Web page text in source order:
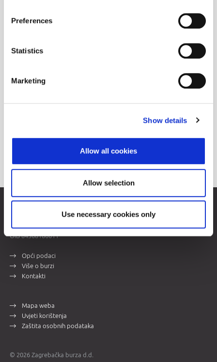
Preferences
Statistics
Marketing
Show details
Allow all cookies
Allow selection
Use necessary cookies only
Ivana Lučića 2a, 10000 Zagreb, Hrvatska
Trgovački sud u Zagrebu, MBS 080034217
OIB 84368186611
Opći podaci
Više o burzi
Kontakti
Mapa weba
Uvjeti korištenja
Zaštita osobnih podataka
© 2026 Zagrebačka burza d.d.